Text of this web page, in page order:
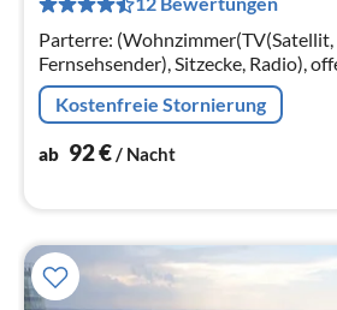
Parterre:
Fernsehsender), Sitzecke, Radio),
Wasserkocher, Kochendwasserhahn,
Kochherd(4 Kochplatten)
Kostenfreie Stornierung
ab 92€/ Nacht